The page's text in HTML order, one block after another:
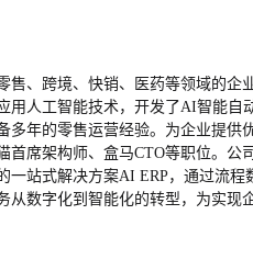
、跨境、快销、医药等领域的
用人工智能技术，开发了AI智能
多年的零售运营经验。为企业提
席架构师、盒马CTO等职位。
站式解决方案AI ERP，通过流
数字化到智能化的转型，为实